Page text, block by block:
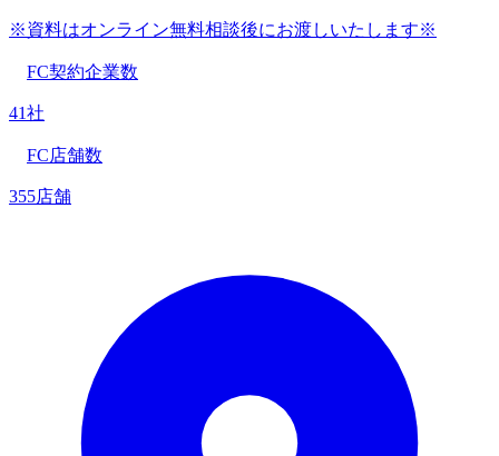
※資料はオンライン無料相談後にお渡しいたします※
FC契約企業数
41社
FC店舗数
355店舗